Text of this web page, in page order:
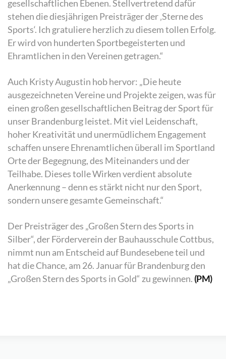
gesellschaftlichen Ebenen. Stellvertretend dafür
stehen die diesjährigen Preisträger der ‚Sterne des
Sports‘. Ich gratuliere herzlich zu diesem tollen Erfolg.
Er wird von hunderten Sportbegeisterten und
Ehramtlichen in den Vereinen getragen.“
Auch Kristy Augustin hob hervor: „Die heute
ausgezeichneten Vereine und Projekte zeigen, was für
einen großen gesellschaftlichen Beitrag der Sport für
unser Brandenburg leistet. Mit viel Leidenschaft,
hoher Kreativität und unermüdlichem Engagement
schaffen unsere Ehrenamtlichen überall im Sportland
Orte der Begegnung, des Miteinanders und der
Teilhabe. Dieses tolle Wirken verdient absolute
Anerkennung – denn es stärkt nicht nur den Sport,
sondern unsere gesamte Gemeinschaft.“
Der Preisträger des „Großen Stern des Sports in
Silber“, der Förderverein der Bauhausschule Cottbus,
nimmt nun am Entscheid auf Bundesebene teil und
hat die Chance, am 26. Januar für Brandenburg den
„Großen Stern des Sports in Gold“ zu gewinnen. (PM)